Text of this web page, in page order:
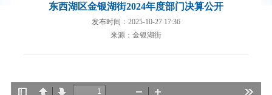
东西湖区金银湖街2024年度部门决算公开
发布时间：2025-10-27 17:36
来源：金银湖街